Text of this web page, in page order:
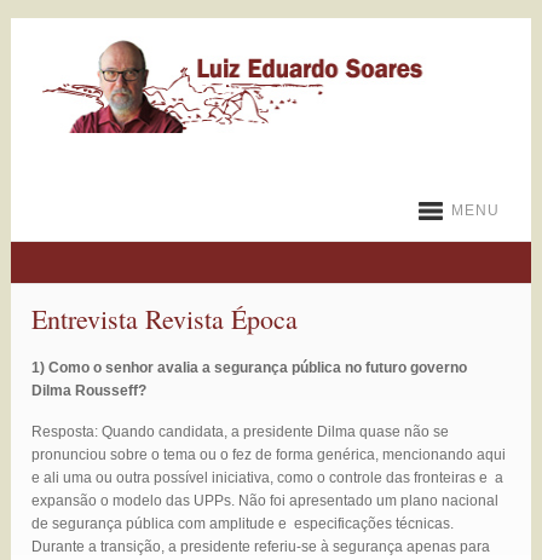
MENU
Entrevista Revista Época
1) Como o senhor avalia a segurança pública no futuro governo
Dilma Rousseff?
Resposta: Quando candidata, a presidente Dilma quase não se
pronunciou sobre o tema ou o fez de forma genérica, mencionando aqui
e ali uma ou outra possível iniciativa, como o controle das fronteiras e a
expansão o modelo das UPPs. Não foi apresentado um plano nacional
de segurança pública com amplitude e especificações técnicas.
Durante a transição, a presidente referiu-se à segurança apenas para